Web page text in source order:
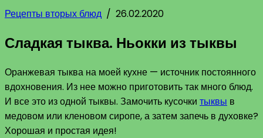
Рецепты вторых блюд / 26.02.2020
Сладкая тыква. Ньокки из тыквы
Оранжевая тыква на моей кухне — источник постоянного
вдохновения. Из нее можно приготовить так много блюд.
И все это из одной тыквы. Замочить кусочки тыквы в
медовом или кленовом сиропе, а затем запечь в духовке?
Хорошая и простая идея!